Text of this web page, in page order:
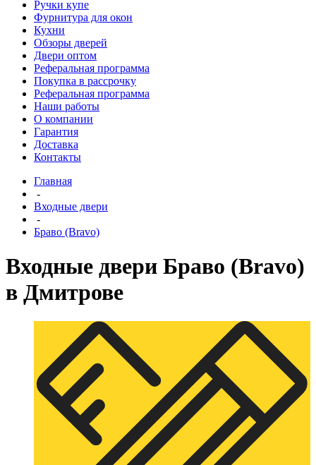
Ручки купе
Фурнитура для окон
Кухни
Обзоры дверей
Двери оптом
Реферальная программа
Покупка в рассрочку
Реферальная программа
Наши работы
О компании
Гарантия
Доставка
Контакты
Главная
-
Входные двери
-
Браво (Bravo)
Входные двери Браво (Bravo)
в Дмитрове